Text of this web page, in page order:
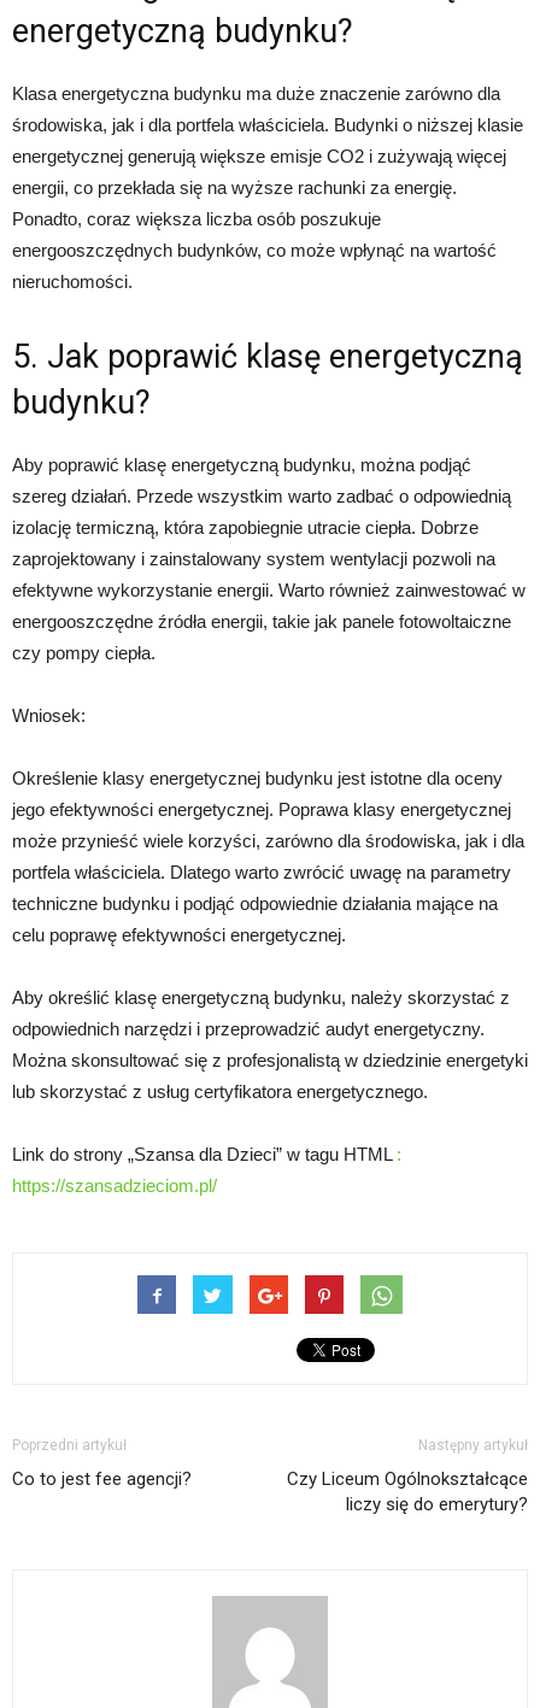
energetyczną budynku?
Klasa energetyczna budynku ma duże znaczenie zarówno dla
środowiska, jak i dla portfela właściciela. Budynki o niższej klasie
energetycznej generują większe emisje CO2 i zużywają więcej
energii, co przekłada się na wyższe rachunki za energię.
Ponadto, coraz większa liczba osób poszukuje
energooszczędnych budynków, co może wpłynąć na wartość
nieruchomości.
5. Jak poprawić klasę energetyczną
budynku?
Aby poprawić klasę energetyczną budynku, można podjąć
szereg działań. Przede wszystkim warto zadbać o odpowiednią
izolację termiczną, która zapobiegnie utracie ciepła. Dobrze
zaprojektowany i zainstalowany system wentylacji pozwoli na
efektywne wykorzystanie energii. Warto również zainwestować w
energooszczędne źródła energii, takie jak panele fotowoltaiczne
czy pompy ciepła.
Wniosek:
Określenie klasy energetycznej budynku jest istotne dla oceny
jego efektywności energetycznej. Poprawa klasy energetycznej
może przynieść wiele korzyści, zarówno dla środowiska, jak i dla
portfela właściciela. Dlatego warto zwrócić uwagę na parametry
techniczne budynku i podjąć odpowiednie działania mające na
celu poprawę efektywności energetycznej.
Aby określić klasę energetyczną budynku, należy skorzystać z
odpowiednich narzędzi i przeprowadzić audyt energetyczny.
Można skonsultować się z profesjonalistą w dziedzinie energetyki
lub skorzystać z usług certyfikatora energetycznego.
Link do strony „Szansa dla Dzieci” w tagu HTML :
https://szansadzieciom.pl/
Poprzedni artykuł
Co to jest fee agencji?
Następny artykuł
Czy Liceum Ogólnokształcące
liczy się do emerytury?